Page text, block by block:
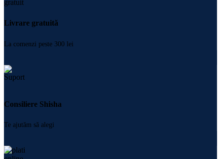
Livrare gratuită
La comenzi peste 300 lei
Consiliere Shisha
Te ajutăm să alegi